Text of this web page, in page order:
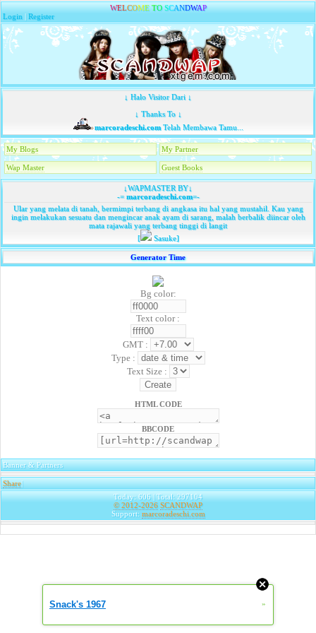
WELCOME TO SCANDWAP
Login |Register
↓ Halo Visitor Dari ↓
↓ Thanks To ↓
marcoradeschi.comTelah Membawa Tamu...
My Blogs My Partner
Wap Master Guest Books
↓WAPMASTER BY↓
-=marcoradeschi.com=-
Ular yang melata di tanah, bermimpi terbang di angkasa itu hal yang mustahil. Kau yang
ingin melakukan sesuatu dan mengincar anak ayam di sarang, malah berbalik diincar oleh
mata rajawali yang terbang tinggi di langit
[
Sasuke]
Generator Time
Bg color:
Text color :
GMT :
Type :
Text Size :
HTML CODE
BBCODE
Banner & Partners
Share|
Today: 606 | Total: 297104
© 2012-2026 SCANDWAP
Support: marcoradeschi.com
Snack's 1967 »